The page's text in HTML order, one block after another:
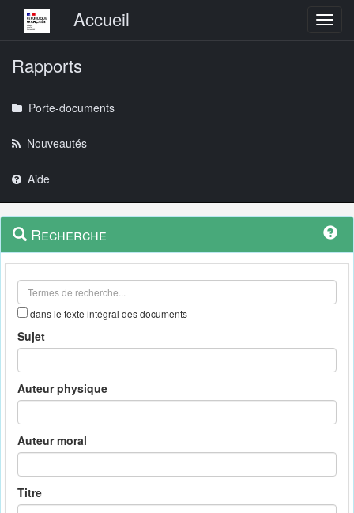
Menu principalAccueil
Rapports
Porte-documents
Nouveautés
Aide
Navigation
outils
Menu
contextuel
Recherche
dans le texte intégral des documents
Sujet
Auteur physique
Auteur moral
Titre